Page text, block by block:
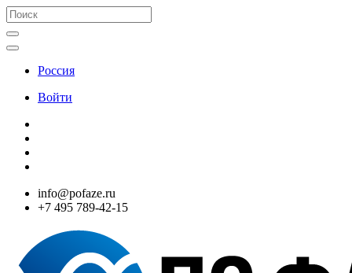
Россия
Войти
info@pofaze.ru
+7 495 789-42-15